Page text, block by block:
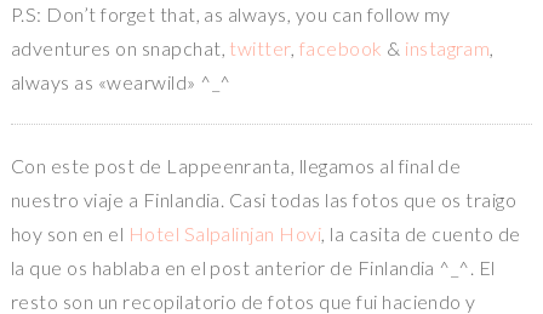
P.S: Don’t forget that, as always, you can follow my
adventures on snapchat, twitter, facebook & instagram,
always as «wearwild» ^_^
Con este post de Lappeenranta, llegamos al final de
nuestro viaje a Finlandia. Casi todas las fotos que os traigo
hoy son en el Hotel Salpalinjan Hovi, la casita de cuento de
la que os hablaba en el post anterior de Finlandia ^_^. El
resto son un recopilatorio de fotos que fui haciendo y